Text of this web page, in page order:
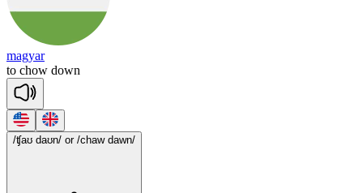
magyar
to chow down
/ʧaʊ daʊn/ or /chaw dawn/